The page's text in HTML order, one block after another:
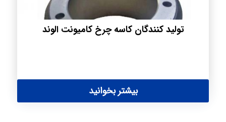
تولید کنندگان کاسه چرخ کامیونت الوند
بیشتر بخوانید